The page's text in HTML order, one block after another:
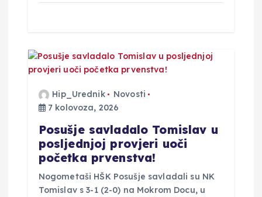
Hip_Urednik
Novosti
7 kolovoza, 2026
Posušje savladalo Tomislav u
posljednjoj provjeri uoči
početka prvenstva!
Nogometaši HŠK Posušje savladali su NK
Tomislav s 3-1 (2-0) na Mokrom Docu, u